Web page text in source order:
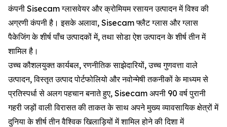
कंपनी Sisecam ग्लासवेयर और क्रोमियम रसायन उत्पादन में विश्व की
अग्रणी कंपनी है। इसके अलावा, Sisecam फ्लैट ग्लास और ग्लास
पैकेजिंग के शीर्ष पाँच उत्पादकों में, तथा सोडा ऐश उत्पादन के शीर्ष तीन में
शामिल है।
उच्च कौशलयुक्त कार्यबल, रणनीतिक साझेदारियों, उच्च गुणवत्ता वाले
उत्पादन, विस्तृत उत्पाद पोर्टफोलियो और नवोन्मेषी तकनीकों के माध्यम से
प्रतिस्पर्धा से अलग पहचान बनाते हुए, Sisecam अपनी 90 वर्ष पुरानी
गहरी जड़ों वाली विरासत की ताकत के साथ अपने मुख्य व्यावसायिक क्षेत्रों में
दुनिया के शीर्ष तीन वैश्विक खिलाड़ियों में शामिल होने की दिशा में